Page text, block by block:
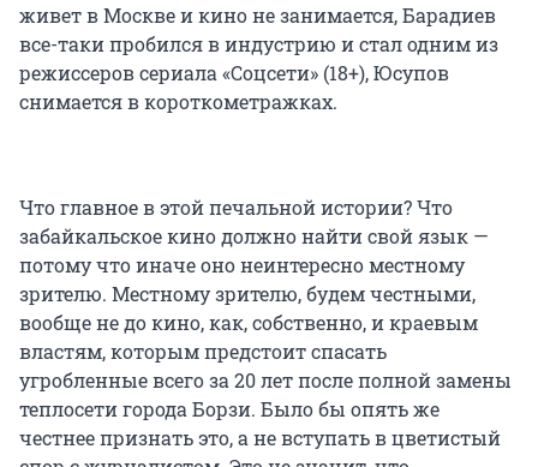
живет в Москве и кино не занимается, Барадиев
все-таки пробился в индустрию и стал одним из
режиссеров сериала «Соцсети» (18+), Юсупов
снимается в короткометражках.
Что главное в этой печальной истории? Что
забайкальское кино должно найти свой язык —
потому что иначе оно неинтересно местному
зрителю. Местному зрителю, будем честными,
вообще не до кино, как, собственно, и краевым
властям, которым предстоит спасать
угробленные всего за 20 лет после полной замены
теплосети города Борзи. Было бы опять же
честнее признать это, а не вступать в цветистый